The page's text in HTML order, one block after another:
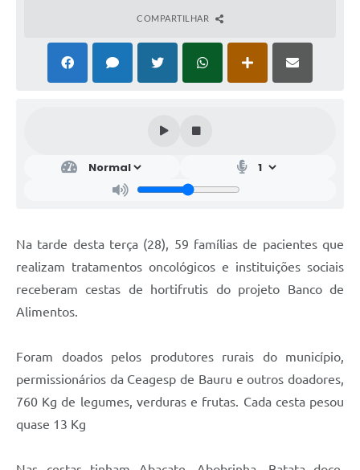
COMPARTILHAR
Na tarde desta terça (28), 59 famílias de pacientes que
realizam tratamentos oncológicos e instituições sociais
receberam cestas de hortifrutis do projeto Banco de
Alimentos.
Foram doados pelos produtores rurais do município,
permissionários da Ceagesp de Bauru e outros doadores,
760 Kg de legumes, verduras e frutas. Cada cesta pesou
quase 13 Kg